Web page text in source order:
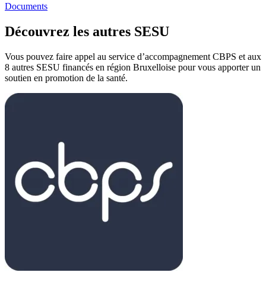
Documents
Découvrez les autres SESU
Vous pouvez faire appel au service d’accompagnement CBPS et aux
8 autres SESU financés en région Bruxelloise pour vous apporter un
soutien en promotion de la santé.